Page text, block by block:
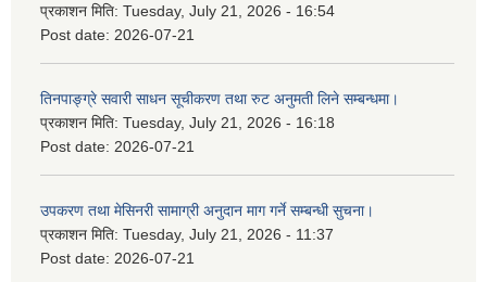
प्रकाशन मिति: Tuesday, July 21, 2026 - 16:54
Post date: 2026-07-21
तिनपाङ्ग्रे सवारी साधन सूचीकरण तथा रुट अनुमती लिने सम्बन्धमा।
प्रकाशन मिति: Tuesday, July 21, 2026 - 16:18
Post date: 2026-07-21
उपकरण तथा मेसिनरी सामाग्री अनुदान माग गर्ने सम्बन्धी सुचना।
प्रकाशन मिति: Tuesday, July 21, 2026 - 11:37
Post date: 2026-07-21